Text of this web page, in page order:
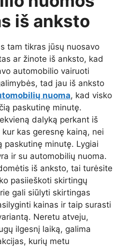
iš anksto
tam tikras jūsų nuosavo
ar žinote iš anksto, kad
automobilio vairuoti
tad jau iš anksto
nuoma, kad visko
paskutinę minutę.
dalyką perkant iš
kas geresnę kainą, nei
paskutinę minutę. Lygiai
ir su automobilių nuoma.
iš anksto, tai turėsite
pasiieškoti skirtingų
gali siūlyti skirtingas
kainas ir taip surasti
Neretu atveju,
ilgesnį laiką, galima
kurių metu